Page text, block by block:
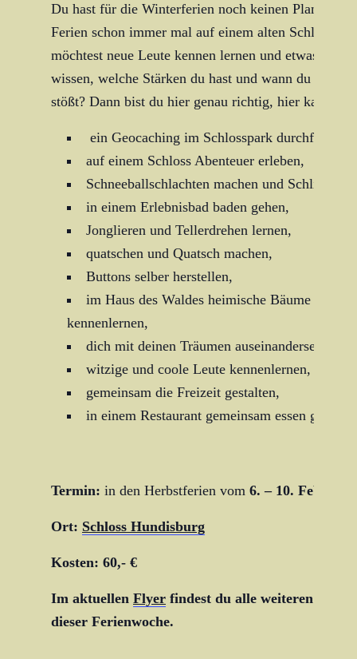
Du hast für die Winterferien noch keinen Plan und
Ferien schon immer mal auf einem alten Schloss
möchtest neue Leute kennen lernen und etwas
wissen, welche Stärken du hast und wann du an
stößt? Dann bist du hier genau richtig, hier kannst
ein Geocaching im Schlosspark durchführen,
auf einem Schloss Abenteuer erleben,
Schneeballschlachten machen und Schlitten
in einem Erlebnisbad baden gehen,
Jonglieren und Tellerdrehen lernen,
quatschen und Quatsch machen,
Buttons selber herstellen,
im Haus des Waldes heimische Bäume und
kennenlernen,
dich mit deinen Träumen auseinandersetzen,
witzige und coole Leute kennenlernen,
gemeinsam die Freizeit gestalten,
in einem Restaurant gemeinsam essen gehen.
Termin: in den Herbstferien vom 6. – 10. Februar
Ort: Schloss Hundisburg
Kosten: 60,- €
Im aktuellen Flyer findest du alle weiteren
dieser Ferienwoche.